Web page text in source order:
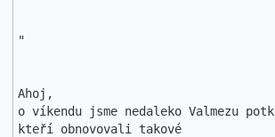
"
Ahoj,
o víkendu jsme nedaleko Valmezu
kteří obnovovali takové